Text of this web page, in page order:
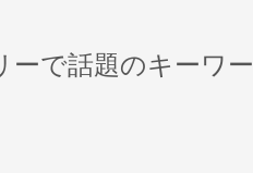
ーで話題のキーワ